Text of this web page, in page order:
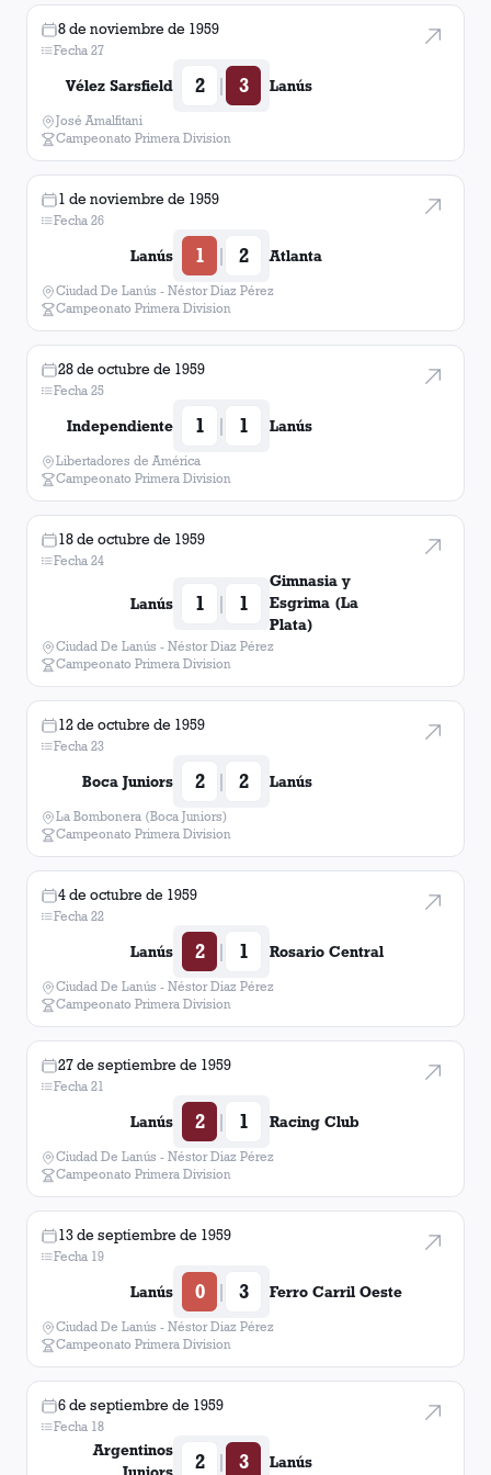
8 de noviembre de 1959
Fecha 27
Vélez Sarsfield 2 | 3 Lanús
José Amalfitani
Campeonato Primera Division
1 de noviembre de 1959
Fecha 26
Lanús 1 | 2 Atlanta
Ciudad De Lanús - Néstor Diaz Pérez
Campeonato Primera Division
28 de octubre de 1959
Fecha 25
Independiente 1 | 1 Lanús
Libertadores de América
Campeonato Primera Division
18 de octubre de 1959
Fecha 24
Lanús 1 | 1
Gimnasia y
Esgrima (La
Plata)
Ciudad De Lanús - Néstor Diaz Pérez
Campeonato Primera Division
12 de octubre de 1959
Fecha 23
Boca Juniors 2 | 2 Lanús
La Bombonera (Boca Juniors)
Campeonato Primera Division
4 de octubre de 1959
Fecha 22
Lanús 2 | 1 Rosario Central
Ciudad De Lanús - Néstor Diaz Pérez
Campeonato Primera Division
27 de septiembre de 1959
Fecha 21
Lanús 2 | 1 Racing Club
Ciudad De Lanús - Néstor Diaz Pérez
Campeonato Primera Division
13 de septiembre de 1959
Fecha 19
Lanús 0 | 3 Ferro Carril Oeste
Ciudad De Lanús - Néstor Diaz Pérez
Campeonato Primera Division
6 de septiembre de 1959
Fecha 18
Argentinos
2 | 3 Lanús